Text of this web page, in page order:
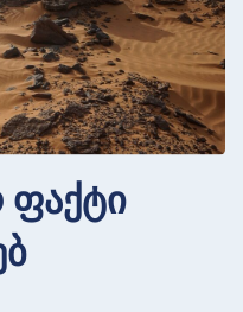
ფაქტი